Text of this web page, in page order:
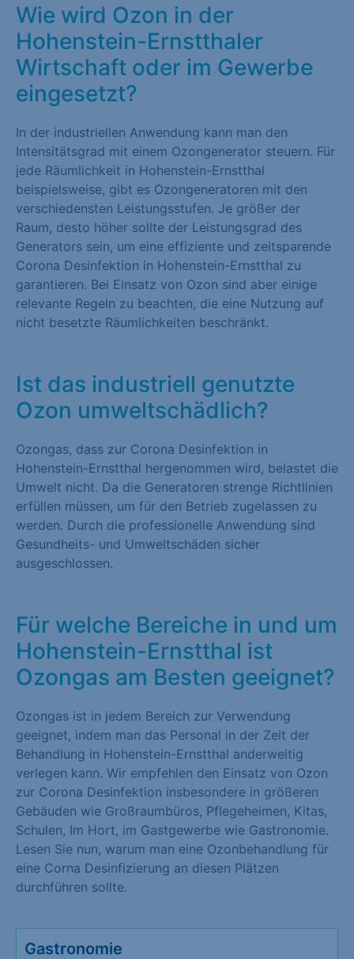
Wie wird Ozon in der
Hohenstein-Ernstthaler
Wirtschaft oder im Gewerbe
eingesetzt?
In der industriellen Anwendung kann man den
Intensitätsgrad mit einem Ozongenerator steuern. Für
jede Räumlichkeit in Hohenstein-Ernstthal
beispielsweise, gibt es Ozongeneratoren mit den
verschiedensten Leistungsstufen. Je größer der
Raum, desto höher sollte der Leistungsgrad des
Generators sein, um eine effiziente und zeitsparende
Corona Desinfektion in Hohenstein-Ernstthal zu
garantieren. Bei Einsatz von Ozon sind aber einige
relevante Regeln zu beachten, die eine Nutzung auf
nicht besetzte Räumlichkeiten beschränkt.
Ist das industriell genutzte
Ozon umweltschädlich?
Ozongas, dass zur Corona Desinfektion in
Hohenstein-Ernstthal hergenommen wird, belastet die
Umwelt nicht. Da die Generatoren strenge Richtlinien
erfüllen müssen, um für den Betrieb zugelassen zu
werden. Durch die professionelle Anwendung sind
Gesundheits- und Umweltschäden sicher
ausgeschlossen.
Für welche Bereiche in und um
Hohenstein-Ernstthal ist
Ozongas am Besten geeignet?
Ozongas ist in jedem Bereich zur Verwendung
geeignet, indem man das Personal in der Zeit der
Behandlung in Hohenstein-Ernstthal anderweitig
verlegen kann. Wir empfehlen den Einsatz von Ozon
zur Corona Desinfektion insbesondere in größeren
Gebäuden wie Großraumbüros, Pflegeheimen, Kitas,
Schulen, Im Hort, im Gastgewerbe wie Gastronomie.
Lesen Sie nun, warum man eine Ozonbehandlung für
eine Corna Desinfizierung an diesen Plätzen
durchführen sollte.
Gastronomie